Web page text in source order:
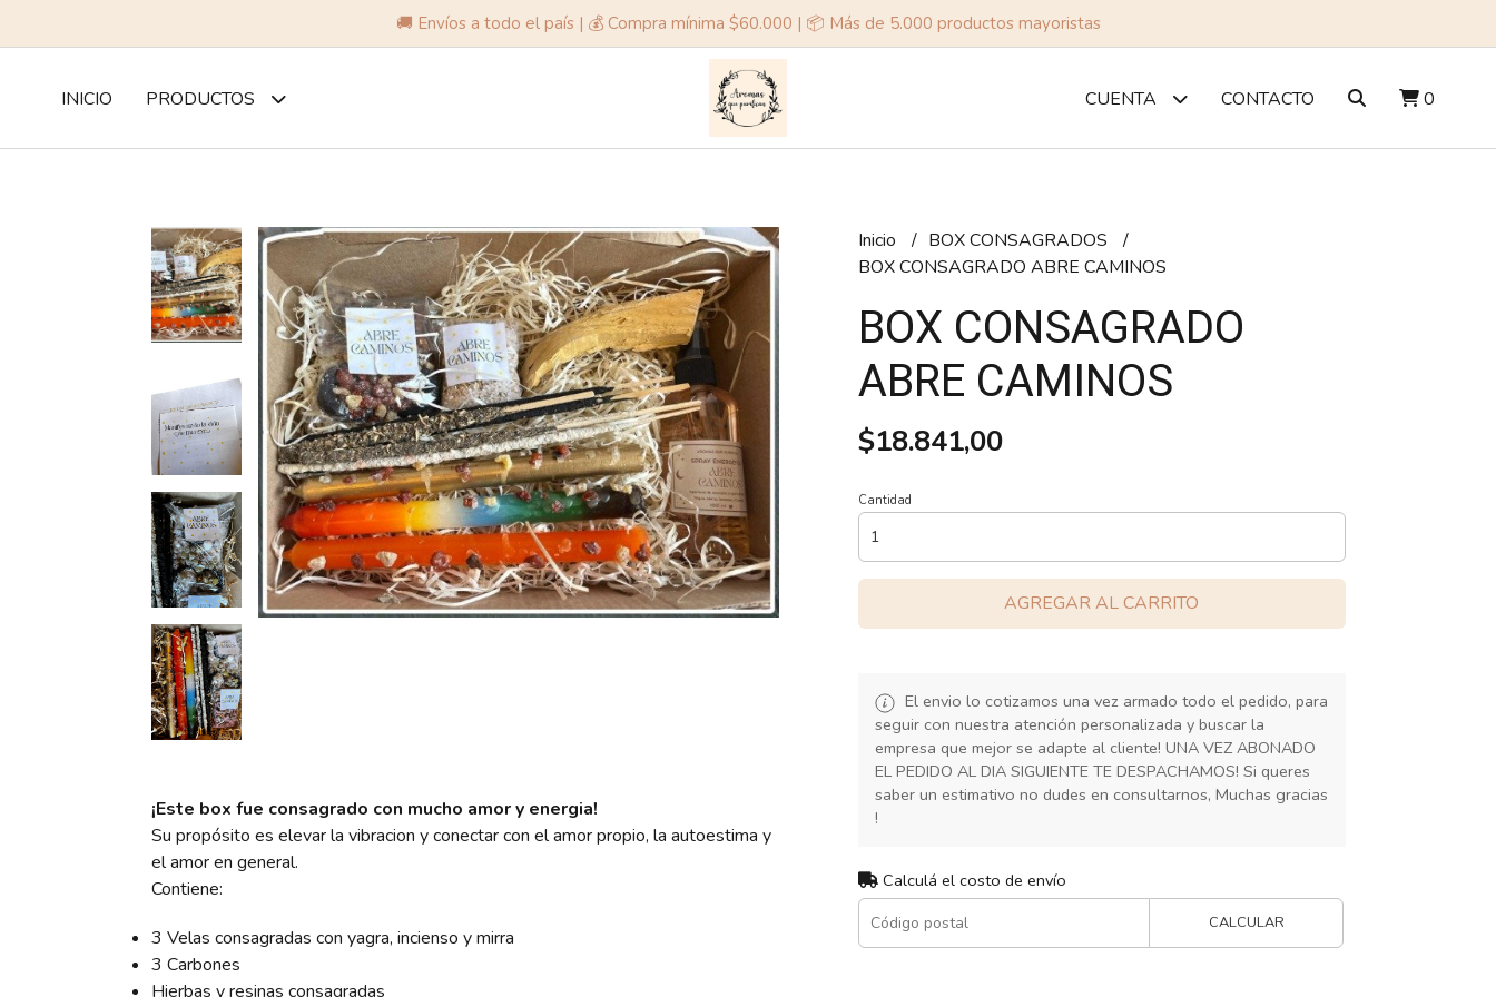
🚚 Envíos a todo el país | 💰 Compra mínima $60.000 | 📦 Más de 5.000 productos mayoristas
INICIO PRODUCTOS CUENTA CONTACTO 0
¡Este box fue consagrado con mucho amor y energia!
Su propósito es elevar la vibracion y conectar con el amor propio, la autoestima y
el amor en general.
Contiene:
3 Velas consagradas con yagra, incienso y mirra
3 Carbones
Hierbas y resinas consagradas
Inicio
BOX CONSAGRADOS
BOX CONSAGRADO ABRE CAMINOS
BOX CONSAGRADO
ABRE CAMINOS
$18.841,00
Cantidad
AGREGAR AL CARRITO
El envio lo cotizamos una vez armado todo el pedido, para
seguir con nuestra atención personalizada y buscar la
empresa que mejor se adapte al cliente! UNA VEZ ABONADO
EL PEDIDO AL DIA SIGUIENTE TE DESPACHAMOS! Si queres
saber un estimativo no dudes en consultarnos, Muchas gracias
!
Calculá el costo de envío
CALCULAR